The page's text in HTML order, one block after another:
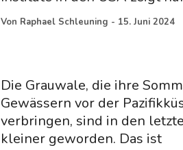
Von Raphael Schleuning - 15. Juni 2024
Die Grauwale, die ihre
Gewässern vor der
verbringen, sind in den
kleiner geworden. Das ist